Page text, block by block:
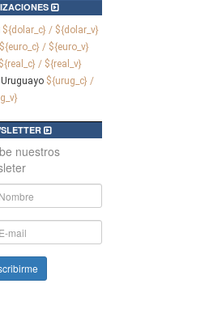
${dolar_c} / ${dolar_v}
${euro_c} / ${euro_v}
${real_c} / ${real_v}
Uruguayo ${urug_c} /
nuestros